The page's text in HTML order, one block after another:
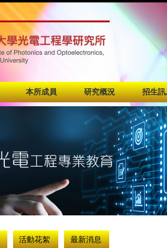
:::
本所成員 研究概況 招生
活動花絮 最新消息